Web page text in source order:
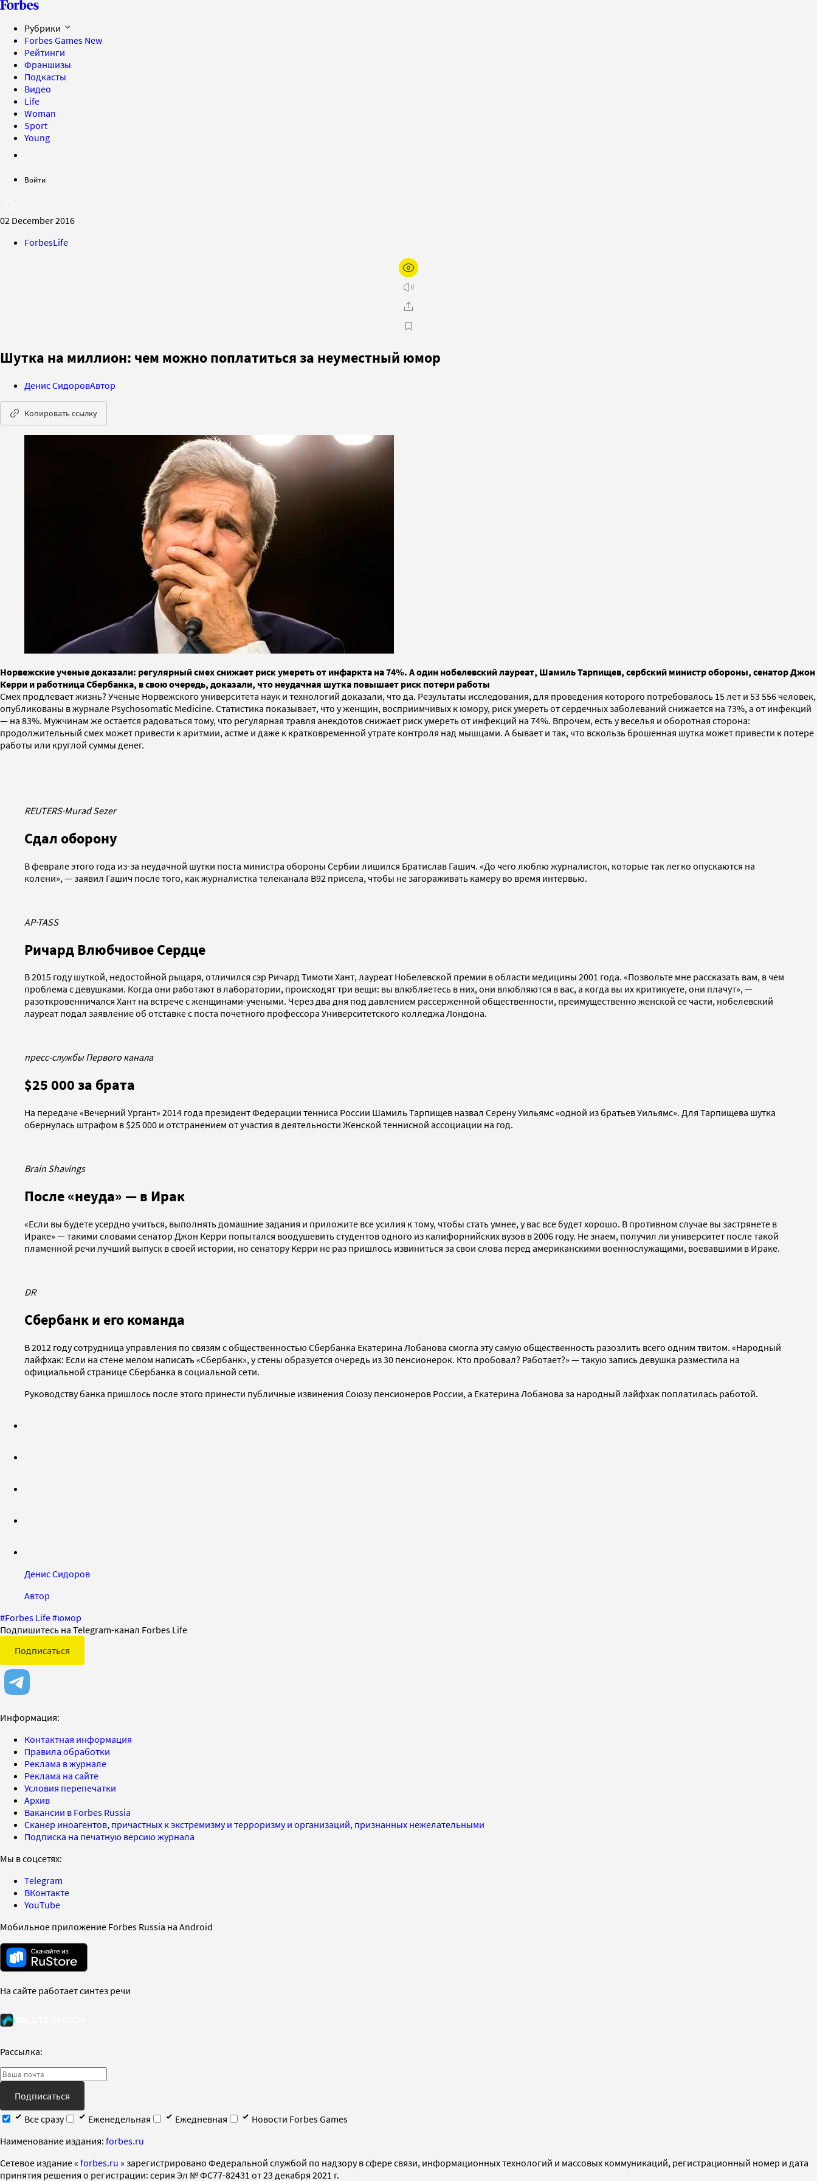
Рубрики
Forbes Games New
Рейтинги
Франшизы
Подкасты
Видео
Life
Woman
Sport
Young
Войти
02 December 2016
ForbesLife
Шутка на миллион: чем можно поплатиться за неуместный юмор
Денис СидоровАвтор
Копировать ссылку
Норвежские ученые доказали: регулярный смех снижает риск умереть от инфаркта на 74%. А один нобелевский лауреат, Шамиль Тарпищев, сербский министр обороны, сенатор Джон
Керри и работница Сбербанка, в свою очередь, доказали, что неудачная шутка повышает риск потери работы
Смех продлевает жизнь? Ученые Норвежского университета наук и технологий доказали, что да. Результаты исследования, для проведения которого потребовалось 15 лет и 53 556 человек,
опубликованы в журнале Psychosomatic Medicine. Статистика показывает, что у женщин, восприимчивых к юмору, риск умереть от сердечных заболеваний снижается на 73%, а от инфекций
— на 83%. Мужчинам же остается радоваться тому, что регулярная травля анекдотов снижает риск умереть от инфекций на 74%. Впрочем, есть у веселья и оборотная сторона:
продолжительный смех может привести к аритмии, астме и даже к кратковременной утрате контроля над мышцами. А бывает и так, что вскользь брошенная шутка может привести к потере
работы или круглой суммы денег.
REUTERS·Murad Sezer
Сдал оборону
В феврале этого года из-за неудачной шутки поста министра обороны Сербии лишился Братислав Гашич. «До чего люблю журналисток, которые так легко опускаются на
колени», — заявил Гашич после того, как журналистка телеканала B92 присела, чтобы не загораживать камеру во время интервью.
AP·TASS
Ричард Влюбчивое Сердце
В 2015 году шуткой, недостойной рыцаря, отличился сэр Ричард Тимоти Хант, лауреат Нобелевской премии в области медицины 2001 года. «Позвольте мне рассказать вам, в чем
проблема с девушками. Когда они работают в лаборатории, происходят три вещи: вы влюбляетесь в них, они влюбляются в вас, а когда вы их критикуете, они плачут», —
разоткровенничался Хант на встрече с женщинами-учеными. Через два дня под давлением рассерженной общественности, преимущественно женской ее части, нобелевский
лауреат подал заявление об отставке с поста почетного профессора Университетского колледжа Лондона.
пресс-службы Первого канала
$25 000 за брата
На передаче «Вечерний Ургант» 2014 года президент Федерации тенниса России Шамиль Тарпищев назвал Серену Уильямс «одной из братьев Уильямс». Для Тарпищева шутка
обернулась штрафом в $25 000 и отстранением от участия в деятельности Женской теннисной ассоциации на год.
Brain Shavings
После «неуда» — в Ирак
«Если вы будете усердно учиться, выполнять домашние задания и приложите все усилия к тому, чтобы стать умнее, у вас все будет хорошо. В противном случае вы застрянете в
Ираке» — такими словами сенатор Джон Керри попытался воодушевить студентов одного из калифорнийских вузов в 2006 году. Не знаем, получил ли университет после такой
пламенной речи лучший выпуск в своей истории, но сенатору Керри не раз пришлось извиниться за свои слова перед американскими военнослужащими, воевавшими в Ираке.
DR
Сбербанк и его команда
В 2012 году сотрудница управления по связям с общественностью Сбербанка Екатерина Лобанова смогла эту самую общественность разозлить всего одним твитом. «Народный
лайфхак: Если на стене мелом написать «Сбербанк», у стены образуется очередь из 30 пенсионерок. Кто пробовал? Работает?» — такую запись девушка разместила на
официальной странице Сбербанка в социальной сети.
Руководству банка пришлось после этого принести публичные извинения Союзу пенсионеров России, а Екатерина Лобанова за народный лайфхак поплатилась работой.
Денис Сидоров
Автор
#Forbes Life#юмор
Подпишитесь на Telegram-канал Forbes Life
Подписаться
Информация:
Контактная информация
Правила обработки
Реклама в журнале
Реклама на сайте
Условия перепечатки
Архив
Вакансии в Forbes Russia
Сканер иноагентов, причастных к экстремизму и терроризму и организаций, признанных нежелательными
Подписка на печатную версию журнала
Мы в соцсетях:
Telegram
ВКонтакте
YouTube
Мобильное приложение Forbes Russia на Android
На сайте работает синтез речи
Рассылка:
Подписаться
Все сразу
Еженедельная Ежедневная
Новости Forbes Games
Наименование издания: forbes.ru
Cетевое издание « forbes.ru » зарегистрировано Федеральной службой по надзору в сфере связи, информационных технологий и массовых коммуникаций, регистрационный номер и дата
принятия решения о регистрации: серия Эл № ФС77-82431 от 23 декабря 2021 г.